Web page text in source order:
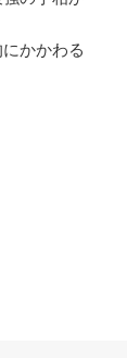
かかわる